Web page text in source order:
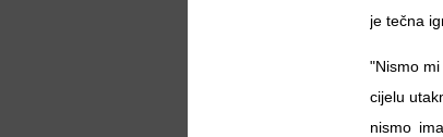
je tečna
"Nismo
cijelu
nismo